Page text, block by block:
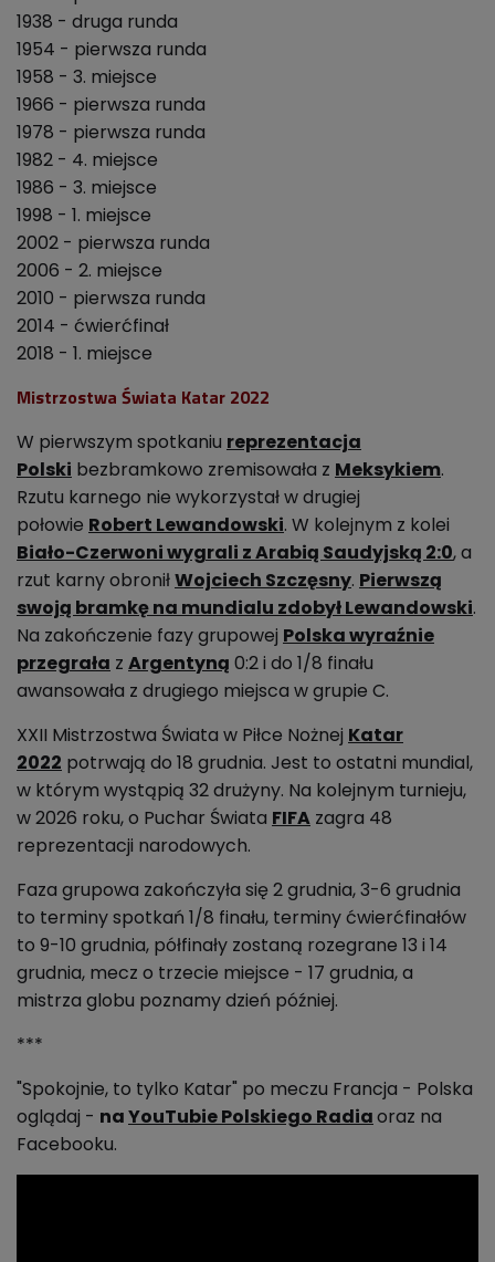
1938 - druga runda
1954 - pierwsza runda
1958 - 3. miejsce
1966 - pierwsza runda
1978 - pierwsza runda
1982 - 4. miejsce
1986 - 3. miejsce
1998 - 1. miejsce
2002 - pierwsza runda
2006 - 2. miejsce
2010 - pierwsza runda
2014 - ćwierćfinał
2018 - 1. miejsce
Mistrzostwa Świata Katar 2022
W pierwszym spotkaniu reprezentacja
Polski bezbramkowo zremisowała z Meksykiem.
Rzutu karnego nie wykorzystał w drugiej
połowie Robert Lewandowski. W kolejnym z kolei
Biało-Czerwoni wygrali z Arabią Saudyjską 2:0, a
rzut karny obroniłWojciech Szczęsny. Pierwszą
swoją bramkę na mundialu zdobył Lewandowski.
Na zakończenie fazy grupowej Polska wyraźnie
przegrała z Argentyną 0:2 i do 1/8 finału
awansowała z drugiego miejsca w grupie C.
XXII Mistrzostwa Świata w Piłce Nożnej Katar
2022 potrwają do 18 grudnia. Jest to ostatni mundial,
w którym wystąpią 32 drużyny. Na kolejnym turnieju,
w 2026 roku, o Puchar Świata FIFA zagra 48
reprezentacji narodowych.
Faza grupowa zakończyła się 2 grudnia, 3-6 grudnia
to terminy spotkań 1/8 finału, terminy ćwierćfinałów
to 9-10 grudnia, półfinały zostaną rozegrane 13 i 14
grudnia, mecz o trzecie miejsce - 17 grudnia, a
mistrza globu poznamy dzień później.
***
"Spokojnie, to tylko Katar" po meczu Francja - Polska
oglądaj - naYouTubie Polskiego Radiaoraz na
Facebooku.